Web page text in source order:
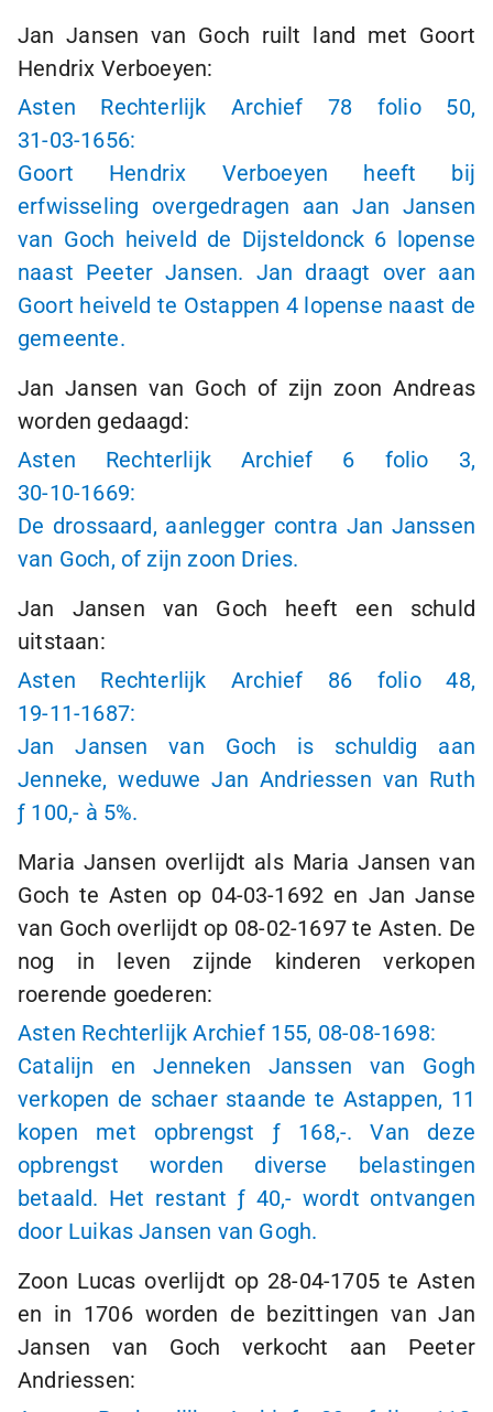
Jan Jansen van Goch ruilt land met Goort
Hendrix Verboeyen:
Asten Rechterlijk Archief 78 folio 50,
31-03-1656:
Goort Hendrix Verboeyen heeft bij
erfwisseling overgedragen aan Jan Jansen
van Goch heiveld de Dijsteldonck 6 lopense
naast Peeter Jansen. Jan draagt over aan
Goort heiveld te Ostappen 4 lopense naast de
gemeente.
Jan Jansen van Goch of zijn zoon Andreas
worden gedaagd:
Asten Rechterlijk Archief 6 folio 3,
30-10-1669:
De drossaard, aanlegger contra Jan Janssen
van Goch, of zijn zoon Dries.
Jan Jansen van Goch heeft een schuld
uitstaan:
Asten Rechterlijk Archief 86 folio 48,
19-11-1687:
Jan Jansen van Goch is schuldig aan
Jenneke, weduwe Jan Andriessen van Ruth
ƒ 100,- à 5%.
Maria Jansen overlijdt als Maria Jansen van
Goch te Asten op 04-03-1692 en Jan Janse
van Goch overlijdt op 08-02-1697te Asten. De
nog in leven zijnde kinderen verkopen
roerende goederen:
Asten Rechterlijk Archief 155, 08-08-1698:
Catalijn en Jenneken Janssen van Gogh
verkopen de schaer staande te Astappen, 11
kopen met opbrengst ƒ 168,-. Van deze
opbrengst worden diverse belastingen
betaald. Het restant ƒ 40,- wordt ontvangen
door Luikas Jansen van Gogh.
Zoon Lucas overlijdt op 28-04-1705 te Asten
en in 1706 worden de bezittingen van Jan
Jansen van Goch verkocht aan Peeter
Andriessen: